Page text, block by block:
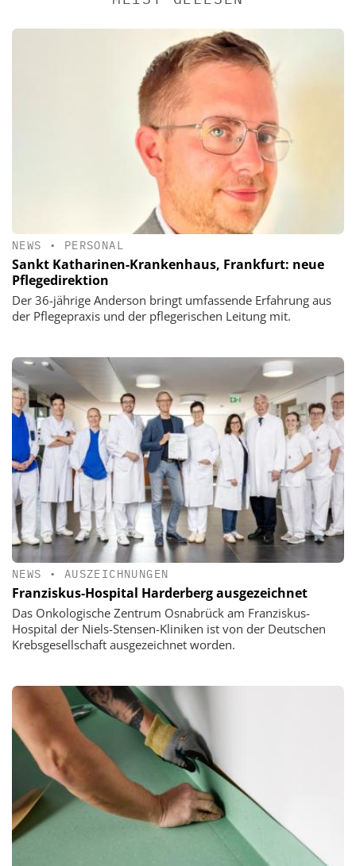
NEWS • PERSONAL
Sankt Katharinen-Krankenhaus, Frankfurt: neue
Pflegedirektion
Der 36-jährige Anderson bringt umfassende Erfahrung aus
der Pflegepraxis und der pflegerischen Leitung mit.
NEWS • AUSZEICHNUNGEN
Franziskus-Hospital Harderberg ausgezeichnet
Das Onkologische Zentrum Osnabrück am Franziskus-
Hospital der Niels-Stensen-Kliniken ist von der Deutschen
Krebsgesellschaft ausgezeichnet worden.